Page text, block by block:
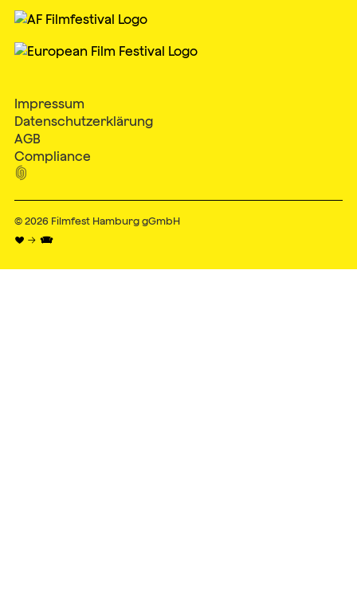
Impressum
Datenschutzerklärung
AGB
Compliance

© 2026 Filmfest Hamburg gGmbH
♥ → 